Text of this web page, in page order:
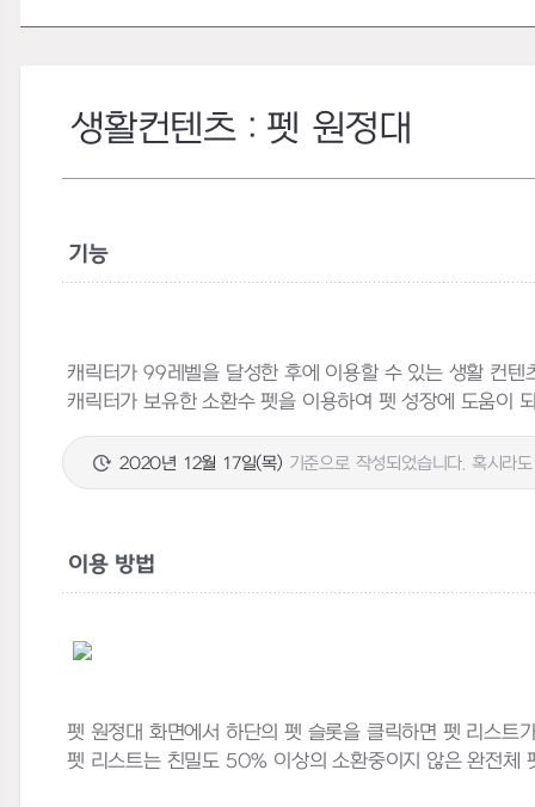
생활컨텐츠 : 펫 원정대
기능
캐릭터가 99레벨을 달성한 후에 이용할 수 있는 생활 컨텐
캐릭터가 보유한 소환수 펫을 이용하여 펫 성장에 도움이
2020년 12월 17일(목) 기준으로 작성되었습니다. 혹시라
이용 방법
펫 원정대 화면에서 하단의 펫 슬롯을 클릭하면 펫 리스트
펫 리스트는 친밀도 50% 이상의 소환중이지 않은 완전체